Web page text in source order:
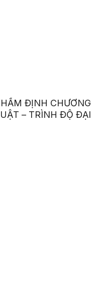
ĐỊNH CHƯƠNG
– TRÌNH ĐỘ ĐẠI